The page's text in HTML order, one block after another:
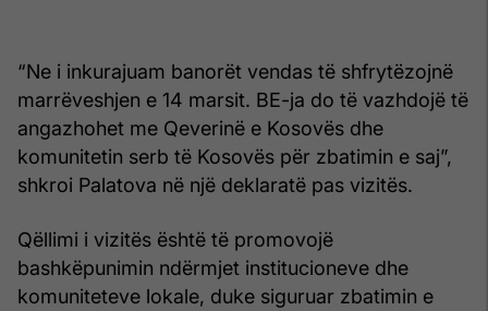
“Ne i inkurajuam banorët vendas të shfrytëzojnë
marrëveshjen e 14 marsit. BE-ja do të vazhdojë të
angazhohet me Qeverinë e Kosovës dhe
komunitetin serb të Kosovës për zbatimin e saj”,
shkroi Palatova në një deklaratë pas vizitës.
Qëllimi i vizitës është të promovojë
bashkëpunimin ndërmjet institucioneve dhe
komuniteteve lokale, duke siguruar zbatimin e